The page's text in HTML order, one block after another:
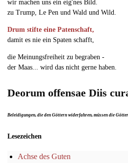
wir machen uns ein eig'nes Bild.
zu Trump, Le Pen und Wald und Wild.
Drum stifte eine Patenschaft,
damit es nie ein Spaten schafft,
die Meinungsfreiheit zu begraben -
der Maas... wird das nicht gerne haben.
Deorum offensae Diis
Beleidigungen, die den Göttern widerfahren, müssen die
Lesezeichen
Achse des Guten